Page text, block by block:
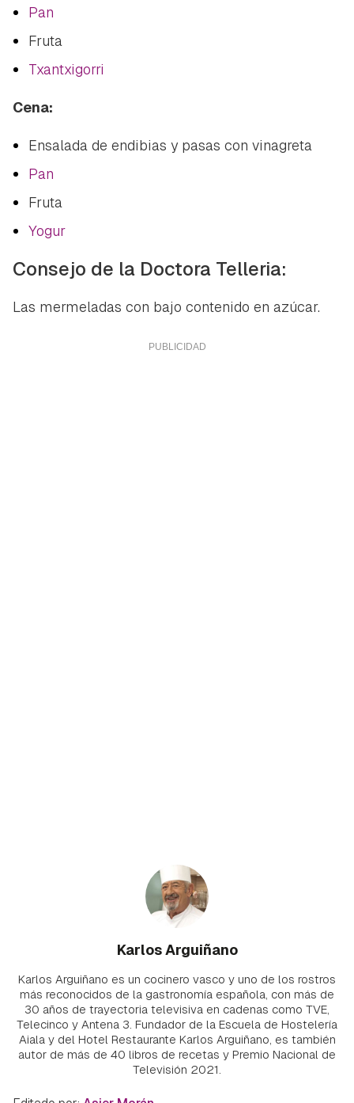
Pan
Fruta
Txantxigorri
Cena:
Ensalada de endibias y pasas con vinagreta
Pan
Fruta
Yogur
Consejo de la Doctora Telleria:
Las mermeladas con bajo contenido en azúcar.
Karlos Arguiñano
Karlos Arguiñano es un cocinero vasco y uno de los rostros
más reconocidos de la gastronomía española, con más de
30 años de trayectoria televisiva en cadenas como TVE,
Telecinco y Antena 3. Fundador de la Escuela de Hostelería
Aiala y del Hotel Restaurante Karlos Arguiñano, es también
autor de más de 40 libros de recetas y Premio Nacional de
Televisión 2021.